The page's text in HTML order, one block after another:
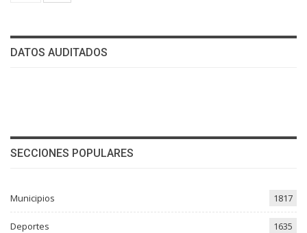
DATOS AUDITADOS
SECCIONES POPULARES
Municipios 1817
Deportes 1635